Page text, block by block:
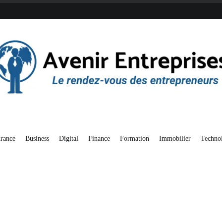
Business Digital Finance Formation Immobilier